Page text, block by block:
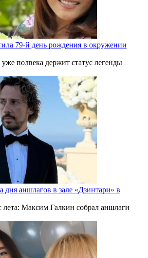
79-й день рождения в окружении
уже полвека держит статус легенды
аншлагов в зале «Дзинтари» в
лета: Максим Галкин собрал аншлаги